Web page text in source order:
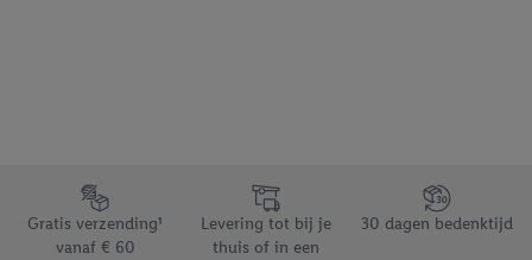
Footerelement met de verschillende USPs van Lidl.be
Gratis verzending¹
vanaf € 60
Levering tot bij je
thuis of in een
30 dagen bedenktijd